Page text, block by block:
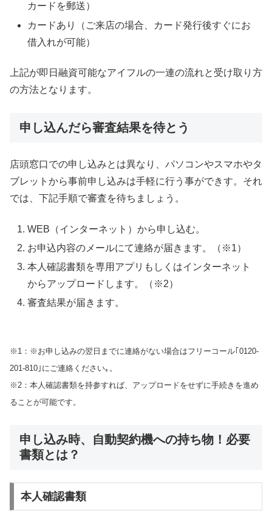
カードを郵送）
カードあり（ご来店の場合、カード発行後すぐにお
借入れが可能）
上記が即日融資可能なアイフルの一連の流れと受け取り方
の方法となります。
申し込んだら審査結果を待とう
店頭窓口での申し込みとは異なり、パソコンやスマホやタ
ブレットから事前申し込みは手軽に行う事ができす。それ
では、下記手順で審査を待ちましょう。
WEB（インターネット）から申し込む。
お申込内容のメールにて連絡が届きます。（※1）
本人確認書類を専用アプリもしくはインターネット
からアップロードします。（※2）
審査結果が届きます。
※1：※お申し込みの翌日までに連絡がない場合はフリーコール｢0120-
201-810｣にご連絡ください｡。
※2：本人確認書類を持参すれば、アップロードをせずに手続きを進め
ることが可能です。
申し込み時、自動契約機への持ち物！必要
書類とは？
本人確認書類